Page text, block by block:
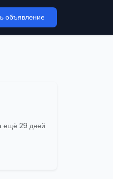
объявление
ещё 29 дней